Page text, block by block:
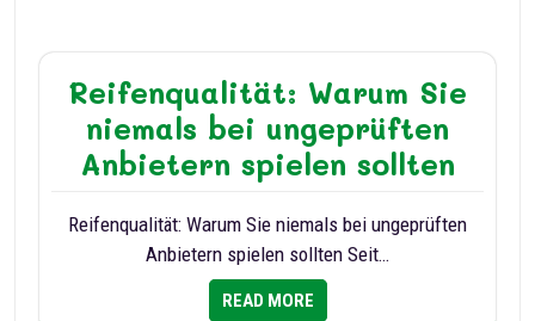
Reifenqualität: Warum Sie
niemals bei ungeprüften
Anbietern spielen sollten
Reifenqualität: Warum Sie niemals bei ungeprüften
Anbietern spielen sollten Seit…
READ MORE